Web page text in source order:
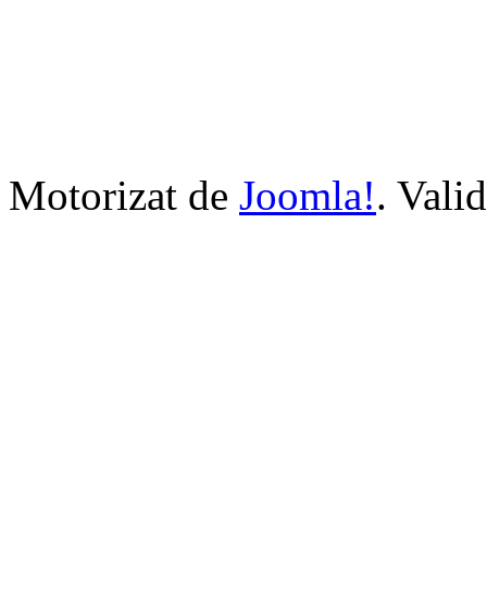
Motorizat de Joomla!.